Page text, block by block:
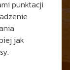
punktacji
jak